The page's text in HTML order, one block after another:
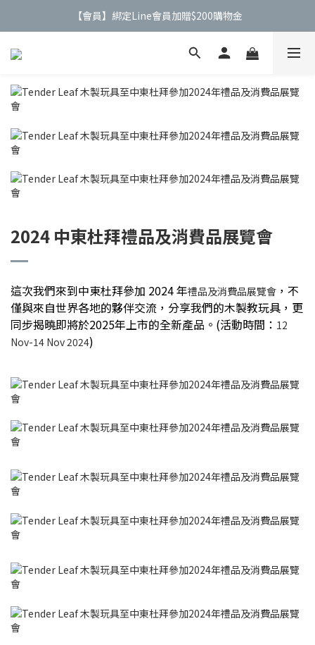
【公告】4/21(二)起 價格調整事宜
【會員】綁定Line會員加贈$200購物金
【公告】4/21(二)起 價格調整事宜
2024 中東杜拜禮品及消費品展覽會
這次我們來到中東杜拜參加 2024 年禮品及消費品展覽會 ，不
僅與來自世界各地的夥伴交流，分享我們的木製教玩具，更
同步揭曉即將於2025年上市的全新產品。(活動時間： 12
Nov-14 Nov 2024)